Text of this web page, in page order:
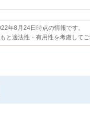
年8月24日時点の情報です。
と適法性・有用性を考慮して